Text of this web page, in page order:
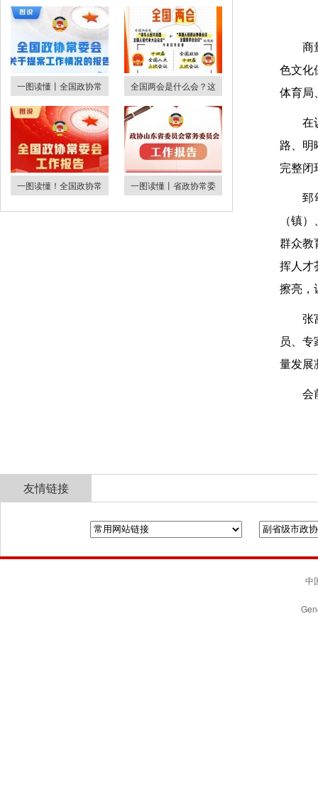
一图读懂丨全国政协常 全国两会是什么会？这
一图读懂！全国政协常 一图读懂丨省政协常委
商
色文化
体育局
在
路、明
完整闭
郅
（镇
群众教
挥人才
擦亮，
张
员、
量发展
会
友情链接
中